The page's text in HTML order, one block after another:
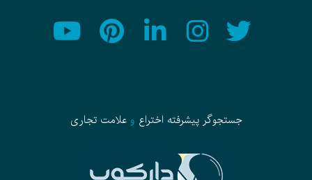
جستجوگر پیشرفته اختراع وعلامت تجاری